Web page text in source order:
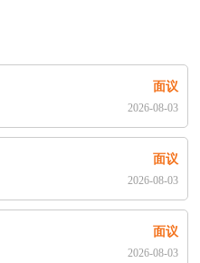
面议
2026-08-03
面议
2026-08-03
面议
2026-08-03